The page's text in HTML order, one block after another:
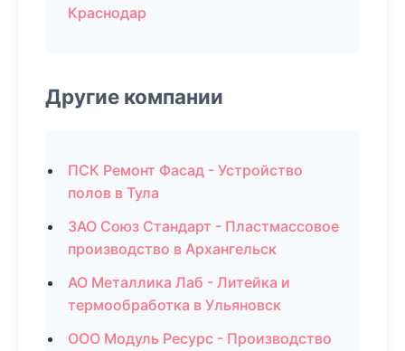
Краснодар
Другие компании
ПСК Ремонт Фасад - Устройство
полов в Тула
ЗАО Союз Стандарт - Пластмассовое
производство в Архангельск
АО Металлика Лаб - Литейка и
термообработка в Ульяновск
ООО Модуль Ресурс - Производство